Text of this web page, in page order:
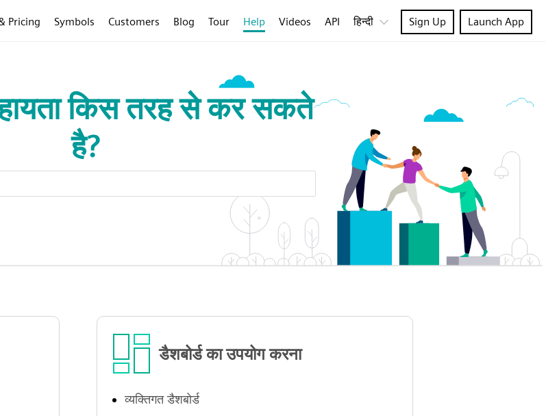
Pricing Symbols Customers Blog Tour Help Videos API हिन्दी Sign Up Launch App
किस तरह से कर सकते
है?
डैशबोर्ड का उपयोग करना
व्यक्तिगत डैशबोर्ड